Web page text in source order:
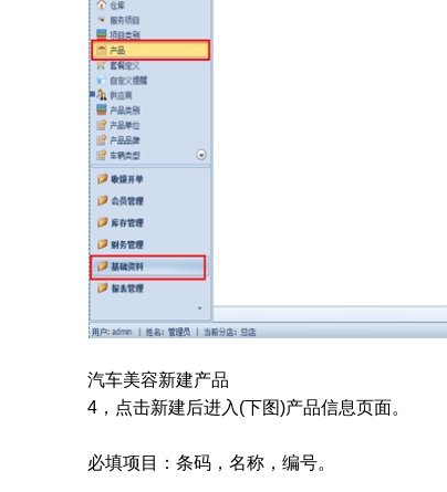
汽车美容新建产品
4，点击新建后进入(下图)产品信息页面。
必填项目：条码，名称，编号。